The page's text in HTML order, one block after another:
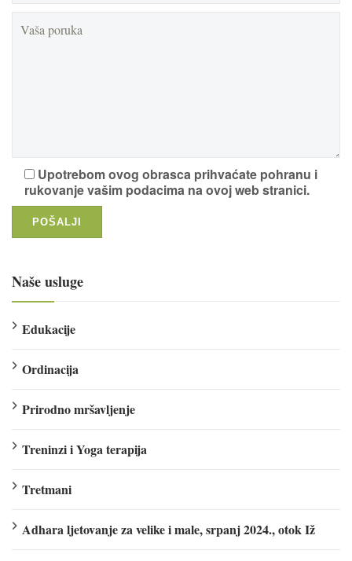
Upotrebom ovog obrasca prihvaćate pohranu i
rukovanje vašim podacima na ovoj web stranici.
Naše usluge
Edukacije
Ordinacija
Prirodno mršavljenje
Treninzi i Yoga terapija
Tretmani
Adhara ljetovanje za velike i male, srpanj 2024., otok Iž